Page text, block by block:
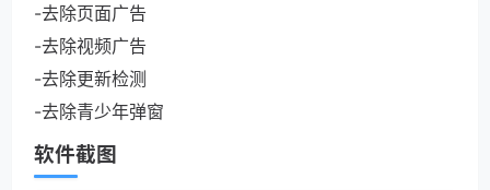
-去除页面广告
-去除视频广告
-去除更新检测
-去除青少年弹窗
软件截图